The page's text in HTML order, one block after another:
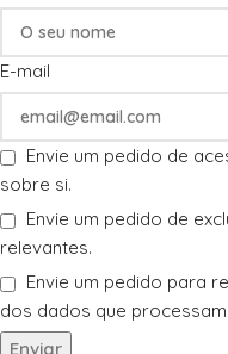
E-mail
Envie um pedido de
sobre si.
Envie um pedido de
relevantes.
Envie um pedido para
dos dados que